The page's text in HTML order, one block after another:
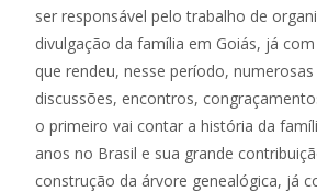
ser responsável pelo trabalho de
divulgação da família em Goiás, já
que rendeu, nesse período,
discussões, encontros,
o primeiro vai contar a história da
anos no Brasil e sua grande
construção da árvore genealógica, já